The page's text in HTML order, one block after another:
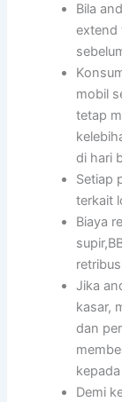
Bila
extend
mobil
tetap
di hari
Setiap
terkait
Biaya
Jika
kasar,
dan
Demi